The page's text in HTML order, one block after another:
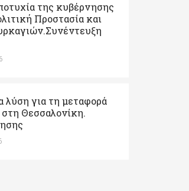
της κυβέρνησης
Προστασία και
λύση για τη μεταφορά
Θεσσαλονίκη.